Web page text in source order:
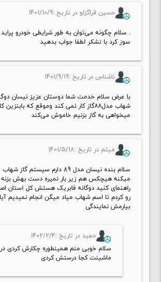
حسین قراگزلو در تاریخ :1401/10/9
. سلام چگونه می‌توان به طور شرایطی خودرو پراید
سوز کرد با تشکر لطفا جواب بدهید
ناشناس در تاریخ :1401/9/19
با عرض سلام خدمت شما دوستان عزیز نیسان
شهاب مدل۸۸گاز کار نمی کند وموقع که
میخواهی به گاز بزنیم خاموش می‌کند
میثم در تاریخ :1401/5/18
سلام بنده‌ نیسان مدل 89 دارم‌ سیستم
میکنه هیچکس هم زیر بار نمیره دست‌ بهش
راهنمای کنید دوگانه فابریک هستش کل استان
رو کردم تا اسم شهاب میاد میگن انجام نمیدیم آيا
بیارمش نمایندگی
حمید در تاریخ :1402/2/4
سلام خوبی منم همینطوره چکارش کردی
ماشینت کجا درستش کردی